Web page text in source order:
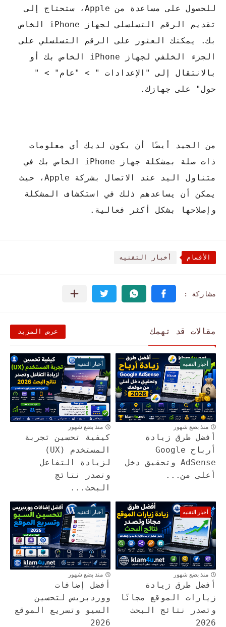
للحصول على مساعدة من Apple، ستحتاج إلى
تقديم الرقم التسلسلي لجهاز iPhone الخاص
بك. يمكنك العثور على الرقم التسلسلي على
الجزء الخلفي لجهاز iPhone الخاص بك أو
بالانتقال إلى "الإعدادات " > "عام" > "
حول" على جهازك.
من الجيد أيضًا أن يكون لديك أي معلومات
ذات صلة بمشكلة جهاز iPhone الخاص بك في
متناول اليد عند الاتصال بشركة Apple، حيث
يمكن أن يساعدهم ذلك في استكشاف المشكلة
وإصلاحها بشكل أكثر فعالية.
الأقسام أخبار التقنيه
مقالات قد تهمك عرض المزيد
أخبار التقنيه
منذ بضع شهور
أفضل طرق زيادة
أرباح Google
AdSense وتحقيق دخل
أعلى من...
أخبار التقنيه
منذ بضع شهور
كيفية تحسين تجربة
المستخدم (UX)
لزيادة التفاعل
وتصدر نتائج
البحث...
أخبار التقنيه
منذ بضع شهور
أفضل طرق زيادة
زيارات الموقع مجانًا
وتصدر نتائج البحث
2026
أخبار التقنيه
منذ بضع شهور
أفضل إضافات
ووردبريس لتحسين
السيو وتسريع الموقع
2026